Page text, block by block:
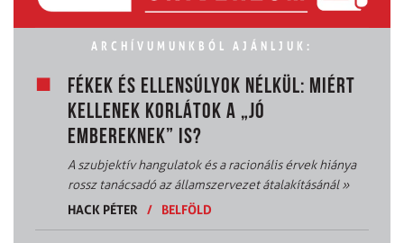
ARCHÍVUMUNKBÓL AJÁNLJUK:
FÉKEK ÉS ELLENSÚLYOK NÉLKÜL: MIÉRT
KELLENEK KORLÁTOK A „JÓ
EMBEREKNEK” IS?
A szubjektív hangulatok és a racionális érvek hiánya
rossz tanácsadó az államszervezet átalakításánál»
HACK PÉTER
/ BELFÖLD